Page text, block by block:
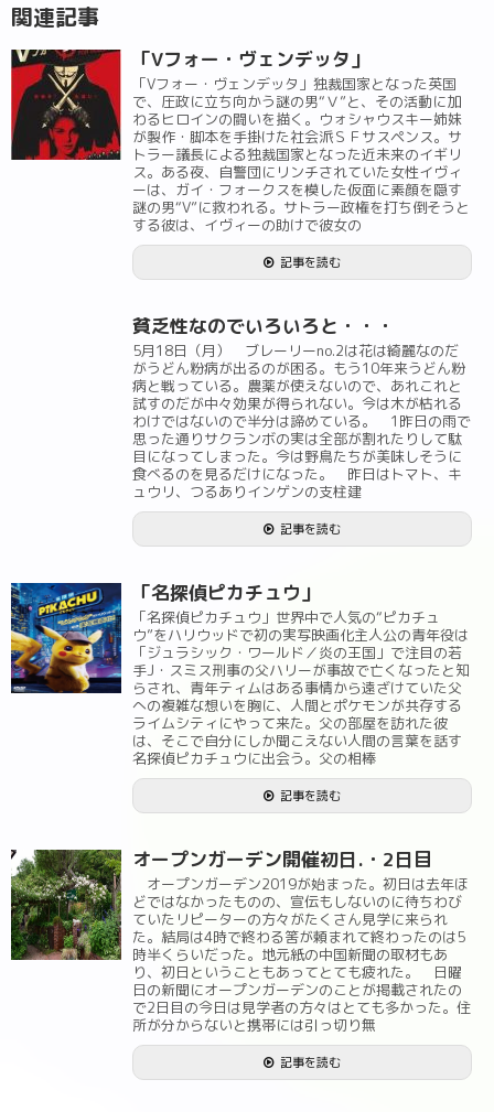
関連記事
「Vフォー・ヴェンデッタ」
「Vフォー・ヴェンデッタ」独裁国家となった英国
で、圧政に立ち向かう謎の男“Ｖ”と、その活動に加
わるヒロインの闘いを描く。ウォシャウスキー姉妹
が製作・脚本を手掛けた社会派ＳＦサスペンス。サ
トラー議長による独裁国家となった近未来のイギリ
ス。ある夜、自警団にリンチされていた女性イヴィ
ーは、ガイ・フォークスを模した仮面に素顔を隠す
謎の男“V”に救われる。サトラー政権を打ち倒そうと
する彼は、イヴィーの助けで彼女の
記事を読む
貧乏性なのでいろいろと・・・
5月18日（月） ブレーリーno.2は花は綺麗なのだ
がうどん粉病が出るのが困る。もう10年来うどん粉
病と戦っている。農薬が使えないので、あれこれと
試すのだが中々効果が得られない。今は木が枯れる
わけではないので半分は諦めている。 1昨日の雨で
思った通りサクランボの実は全部が割れたりして駄
目になってしまった。今は野鳥たちが美味しそうに
食べるのを見るだけになった。 昨日はトマト、キ
ュウリ、つるありインゲンの支柱建
記事を読む
「名探偵ピカチュウ」
「名探偵ピカチュウ」世界中で人気の“ピカチュ
ウ”をハリウッドで初の実写映画化主人公の青年役は
「ジュラシック・ワールド／炎の王国」で注目の若
手J・スミス刑事の父ハリーが事故で亡くなったと知
らされ、青年ティムはある事情から遠ざけていた父
への複雑な想いを胸に、人間とポケモンが共存する
ライムシティにやって来た。父の部屋を訪れた彼
は、そこで自分にしか聞こえない人間の言葉を話す
名探偵ピカチュウに出会う。父の相棒
記事を読む
オープンガーデン開催初日.・2日目
オープンガーデン2019が始まった。初日は去年ほ
どではなかったものの、宣伝もしないのに待ちわび
ていたリピーターの方々がたくさん見学に来られ
た。結局は4時で終わる筈が頼まれて終わったのは5
時半くらいだった。地元紙の中国新聞の取材もあ
り、初日ということもあってとても疲れた。 日曜
日の新聞にオープンガーデンのことが掲載されたの
で2日目の今日は見学者の方々はとても多かった。住
所が分からないと携帯には引っ切り無
記事を読む